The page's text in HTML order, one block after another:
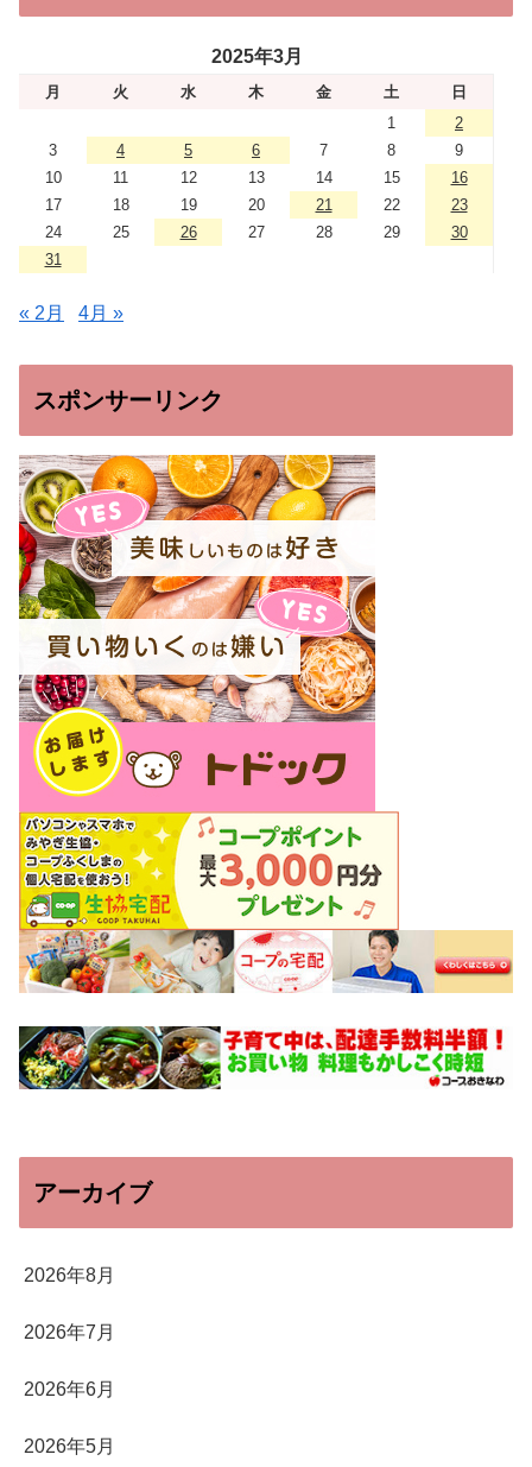
2025年3月
月 火 水 木 金 土
日
1
2
3
4 5 6 7 8
9
10
11 12 13 14 15
16
17
18 19 20 21 22
23
24
25 26 27 28 29
30
31
« 2月 4月 »
スポンサーリンク
アーカイブ
2026年8月
2026年7月
2026年6月
2026年5月